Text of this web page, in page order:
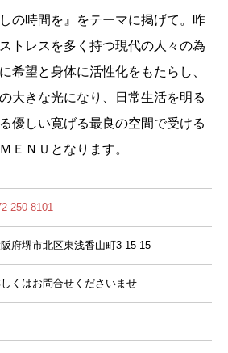
の時間を』をテーマに掲げて。昨
トレスを多く持つ現代の人々の為
希望と身体に活性化をもたらし、
大きな光になり、日常生活を明る
優しい寛げる最良の空間で受ける
ＥＮＵとなります。
250-8101
府堺市北区東浅香山町3-15-15
くはお問合せくださいませ